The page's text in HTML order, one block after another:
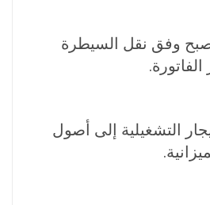
يصبح وفق نقل السيطرة
التشغيلية إلى أصول